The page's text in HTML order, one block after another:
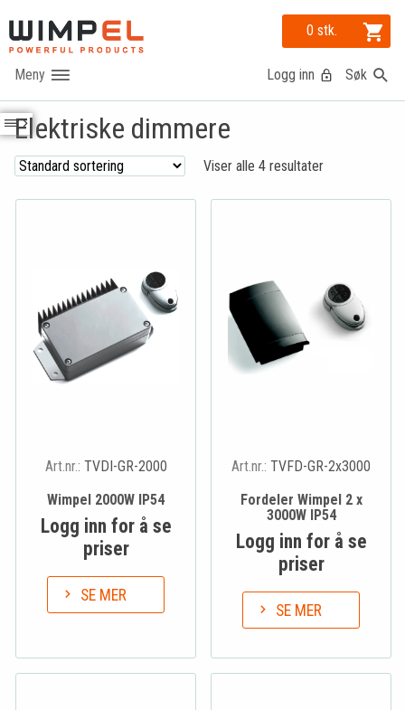
Søk
0 stk.
Logg inn
Elektriske dimmere
Viser alle 4 resultater
Art.nr.: TVDI-GR-2000
Wimpel 2000W IP54
Logg inn for å se
priser
SE MER
Art.nr.: TVFD-GR-2x3000
Fordeler Wimpel 2 x
3000W IP54
Logg inn for å se
priser
SE MER